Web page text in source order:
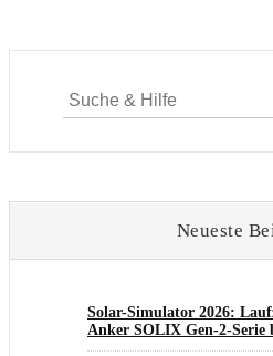
Suche
für:
Neueste
Solar-Simulator 2026:
Anker SOLIX Gen-2-Serie